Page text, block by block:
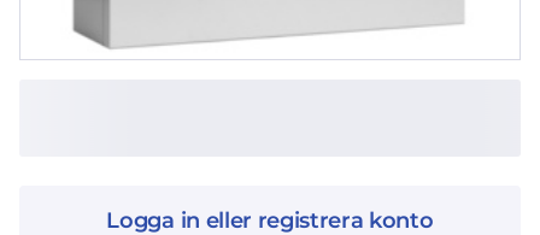
Logga in eller registrera konto